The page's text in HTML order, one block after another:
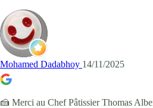
Mohamed Dadabhoy 14/11/2025
🍰 Merci au Chef Pâtissier Thomas